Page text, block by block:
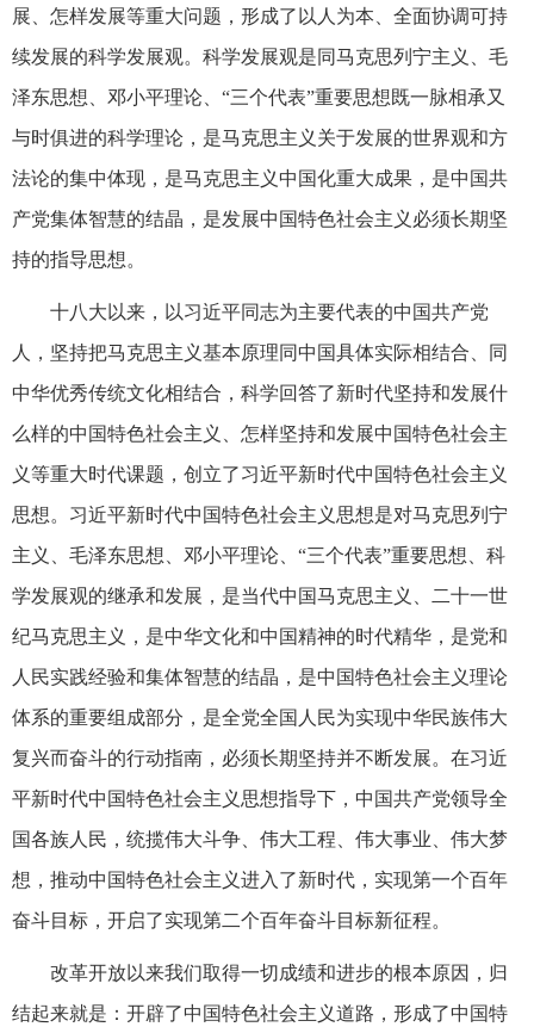
展、怎样发展等重大问题，形成了以人为本、全面协调可持
续发展的科学发展观。科学发展观是同马克思列宁主义、毛
泽东思想、邓小平理论、“三个代表”重要思想既一脉相承又
与时俱进的科学理论，是马克思主义关于发展的世界观和方
法论的集中体现，是马克思主义中国化重大成果，是中国共
产党集体智慧的结晶，是发展中国特色社会主义必须长期坚
持的指导思想。
十八大以来，以习近平同志为主要代表的中国共产党
人，坚持把马克思主义基本原理同中国具体实际相结合、同
中华优秀传统文化相结合，科学回答了新时代坚持和发展什
么样的中国特色社会主义、怎样坚持和发展中国特色社会主
义等重大时代课题，创立了习近平新时代中国特色社会主义
思想。习近平新时代中国特色社会主义思想是对马克思列宁
主义、毛泽东思想、邓小平理论、“三个代表”重要思想、科
学发展观的继承和发展，是当代中国马克思主义、二十一世
纪马克思主义，是中华文化和中国精神的时代精华，是党和
人民实践经验和集体智慧的结晶，是中国特色社会主义理论
体系的重要组成部分，是全党全国人民为实现中华民族伟大
复兴而奋斗的行动指南，必须长期坚持并不断发展。在习近
平新时代中国特色社会主义思想指导下，中国共产党领导全
国各族人民，统揽伟大斗争、伟大工程、伟大事业、伟大梦
想，推动中国特色社会主义进入了新时代，实现第一个百年
奋斗目标，开启了实现第二个百年奋斗目标新征程。
改革开放以来我们取得一切成绩和进步的根本原因，归
结起来就是：开辟了中国特色社会主义道路，形成了中国特